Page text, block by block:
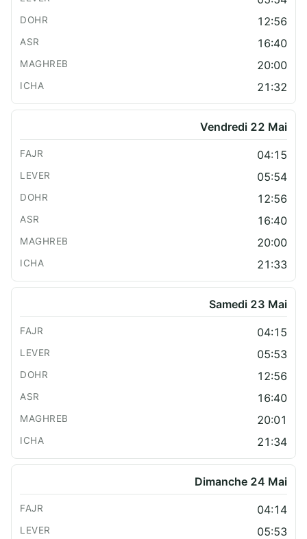
12:56
16:40
20:00
21:32
Vendredi 22 Mai
04:15
05:54
12:56
16:40
20:00
21:33
Samedi 23 Mai
04:15
05:53
12:56
16:40
20:01
21:34
Dimanche 24 Mai
04:14
05:53